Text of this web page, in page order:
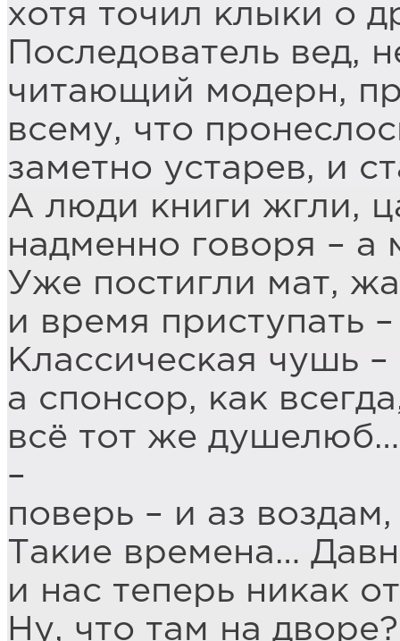
хотя точил клыки о
Последователь вед,
читающий модерн,
всему, что
заметно устарев, и
А люди книги жгли,
надменно говоря –
Уже постигли мат,
и время приступать
Классическая чушь
а спонсор, как
всё тот же
–
поверь – и аз
Такие времена…
и нас теперь никак
Ну, что там на